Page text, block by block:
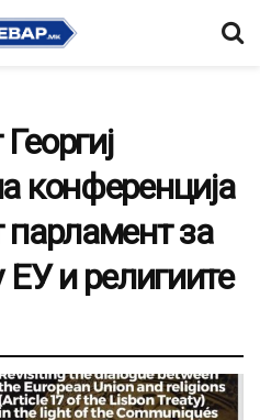
конференција
парламент за
ЕУ и религиите